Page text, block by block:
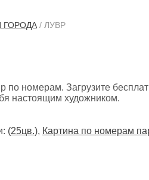
ГОРОДА/ ЛУВР
по номерам. Загрузите
настоящим художником.
(25цв.), Картина по номерам